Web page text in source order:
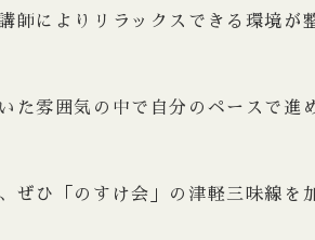
師によりリラックスできる環境
た雰囲気の中で自分のペースで
ぜひ「のすけ会」の津軽三味線を